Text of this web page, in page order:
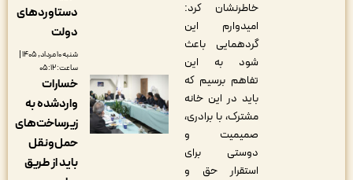
خاطرنشان کرد:
امیدوارم این
گردهمایی باعث
شود به این
تفاهم برسیم که
باید در این خانه
مشترک، با برادری،
صمیمیت و
دوستی برای
استقرار حق و
دستاوردهای
شنبه ۱۰ مرداد, ۱۴۰۵ |
خسارات
واردشده به
زیرساخت‌های
حمل‌ونقل
باید از طریق